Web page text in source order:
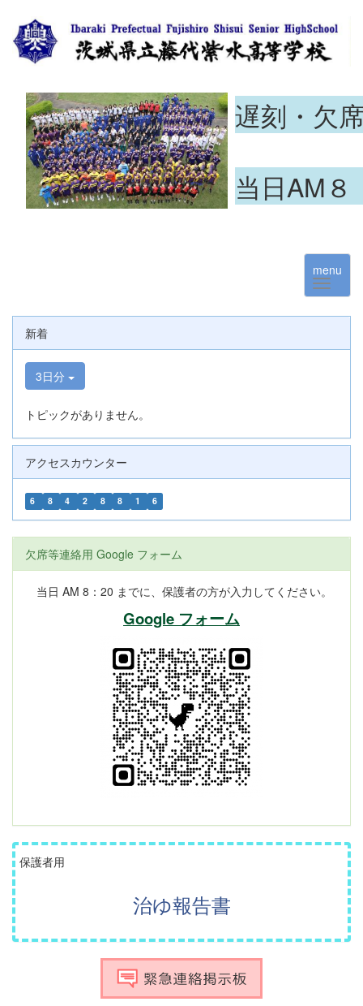
遅刻・欠
当日AM
menu
新着
3日分
トピックがありません。
アクセスカウンター
6 8 4 2 8 8 1 6
欠席等連絡用 Google フォーム
当日 AM 8：20 までに、保護者の方が入力してください。
Google フォーム
保護者用
治ゆ報告書